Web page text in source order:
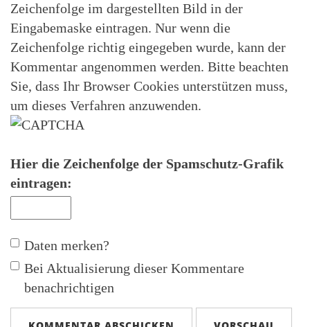
Zeichenfolge im dargestellten Bild in der
Eingabemaske eintragen. Nur wenn die
Zeichenfolge richtig eingegeben wurde, kann der
Kommentar angenommen werden. Bitte beachten
Sie, dass Ihr Browser Cookies unterstützen muss,
um dieses Verfahren anzuwenden.
Hier die Zeichenfolge der Spamschutz-Grafik
eintragen:
Daten merken?
Bei Aktualisierung dieser Kommentare
benachrichtigen